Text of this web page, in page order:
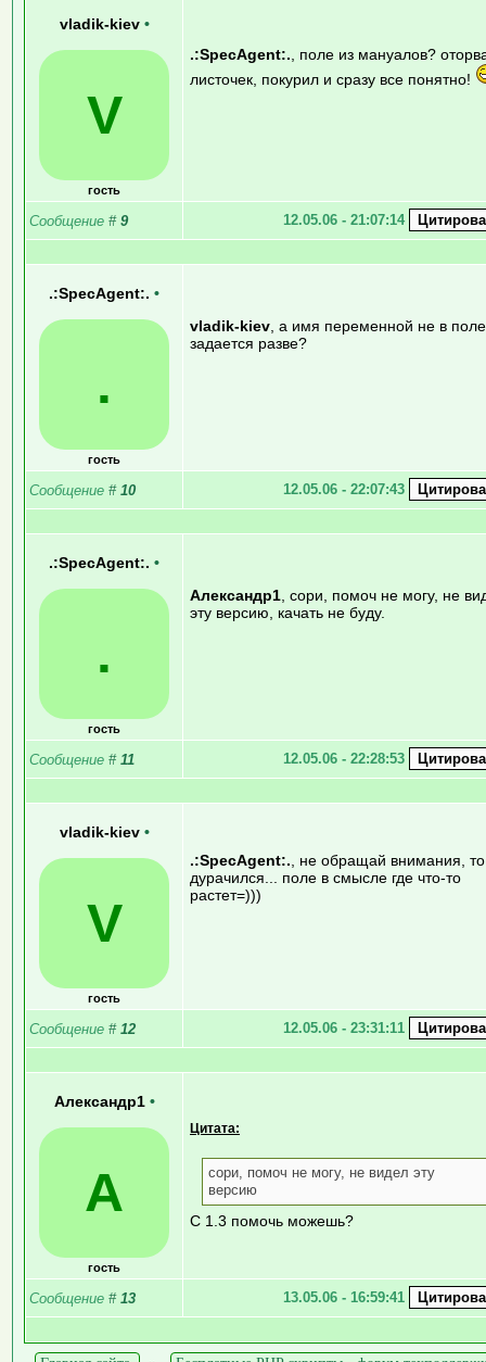
vladik-kiev •
V
гость
.:SpecAgent:. , поле из мануалов?
листочек, покурил и сразу все понятно!
Сообщение # 9 12.05.06 - 21:07:14
.:SpecAgent:. •
.
гость
vladik-kiev , а имя переменной не в поле
задается разве?
Сообщение # 10 12.05.06 - 22:07:43
.:SpecAgent:. •
.
гость
Александр1 , сори, помоч не могу, не
эту версию, качать не буду.
Сообщение # 11 12.05.06 - 22:28:53
vladik-kiev •
V
гость
.:SpecAgent:. , не обращай внимания,
дурачился... поле в смысле где что-то
растет=)))
Сообщение # 12 12.05.06 - 23:31:11
Александр1 •
А
гость
Цитата:
сори, помоч не могу, не видел эту
версию
С 1.3 помочь можешь?
Сообщение # 13 13.05.06 - 16:59:41